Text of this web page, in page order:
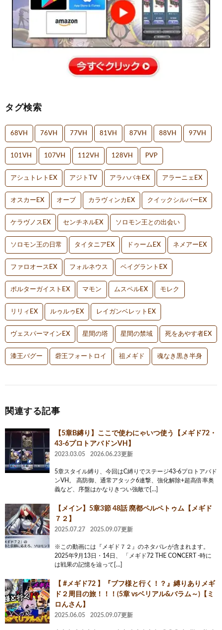
タグ検索
68VH 76VH 77VH 81VH 87VH 88VH 97VH
101VH 107VH 112VH 128VH PVP
アシュトレトEX アジトTV アラハバキEX アラーニェEX
オスカーEX オーブ カラヴィンカEX クイックシルバーEX
ケラヴノスEX センチネルEX ソロモン王との出会い
ソロモン王の日常 タイタニアEX ドゥームEX ネメアーEX
ファロオースEX フォルネウス ベイグラントEX
ポルターガイストEX マモン ムスペルEX モレク
リリィEX ルゥルゥEX レイガンベレットEX
ヴェスパーマインEX 星間の塔 星間の禁域 死をあやす者EX
漆王バグー 砦王フォートロイ 祖メギド 魂なき黒き半身
関連する記事
【5章B縛り】ここで使わにゃいつ使う【メギド72・
43-6プロトアバドンVH】
2023.03.05 2026.06.23更新
5章スタイル縛り、今回はC縛りでステージ43-6プロトアバド
ンVH。 高防御、通常アタック6連撃、強化解除+超高倍率奥
義など、序盤はかなりきつい強敵で[…]
【メイン】5章3節 48話 廃都ペルペトゥム【メギド
７２】
2025.07.27 2025.09.07更新
※この動画には『メギド７２』のネタバレが含まれます。
2025年9月13日・14日、 「メギド72 THE CONCERT -時に
は戦果の記憶を辿って[…]
【 #メギド72 】『ブフ様と行く！？』縛りありメギ
ド２周目の旅！！！(5章 vsベリアル&バラム～)【ミ
ロんさん】
2025.06.05 2025.09.07更新